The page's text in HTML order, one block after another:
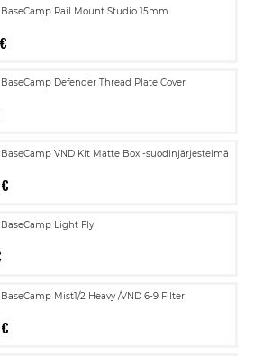
BaseCamp Rail Mount Studio 15mm
Defender Thread Plate Cover
BaseCamp VND Kit Matte Box -suodinjärjestelmä
BaseCamp Light Fly
Mist1/2 Heavy /VND 6-9 Filter